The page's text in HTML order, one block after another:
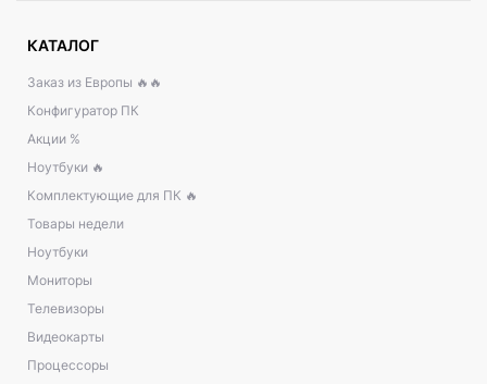
КАТАЛОГ
Заказ из Европы 🔥🔥
Конфигуратор ПК
Акции %
Ноутбуки 🔥
Комплектующие для ПК 🔥
Товары недели
Ноутбуки
Мониторы
Телевизоры
Видеокарты
Процессоры